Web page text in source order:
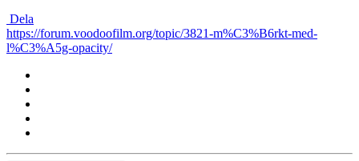
Dela
https://forum.voodoofilm.org/topic/3821-m%C3%B6rkt-med-
l%C3%A5g-opacity/